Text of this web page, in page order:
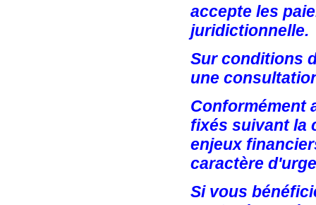
accepte les
juridictionnelle.
Sur conditions
une
Conformément
fixés suivant la
enjeux
caractère
Si vous